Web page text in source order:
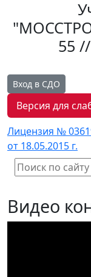
55
Вход в СДО
Версия для
Лицензия №
от 18.05.2015 г.
Видео